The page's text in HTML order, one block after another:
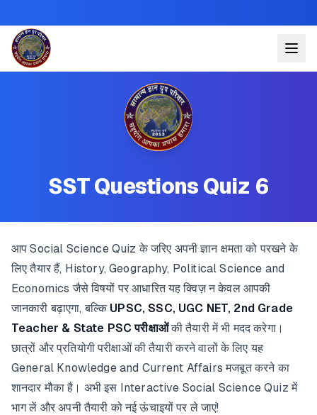
SST Questions Quiz 6
आप Social Science Quiz के जरिए अपनी ज्ञान क्षमता को परखने के
लिए तैयार हैं, History, Geography, Political Science and
Economics जैसे विषयों पर आधारित यह क्विज़ न केवल आपकी
जानकारी बढ़ाएगा, बल्कि UPSC, SSC, UGC NET, 2nd Grade
Teacher & State PSC परीक्षाओंकी तैयारी में भी मदद करेगा।
छात्रों और प्रतियोगी परीक्षाओं की तैयारी करने वालों के लिए यह
General Knowledge and Current Affairs मजबूत करने का
शानदार मौका है। अभी इस Interactive Social Science Quiz में
भाग लें और अपनी तैयारी को नई ऊंचाइयों पर ले जाएं!